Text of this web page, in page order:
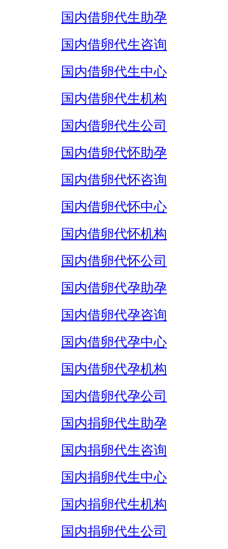
国内借卵代生助孕
国内借卵代生咨询
国内借卵代生中心
国内借卵代生机构
国内借卵代生公司
国内借卵代怀助孕
国内借卵代怀咨询
国内借卵代怀中心
国内借卵代怀机构
国内借卵代怀公司
国内借卵代孕助孕
国内借卵代孕咨询
国内借卵代孕中心
国内借卵代孕机构
国内借卵代孕公司
国内捐卵代生助孕
国内捐卵代生咨询
国内捐卵代生中心
国内捐卵代生机构
国内捐卵代生公司